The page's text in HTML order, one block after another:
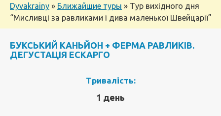
Dyvakrainy » Ближайшие туры » Тур вихідного дня
“Мисливці за равликами і дива маленької Швейцарії”
БУКСЬКИЙ КАНЬЙОН + ФЕРМА РАВЛИКІВ.
ДЕГУСТАЦІЯ ЕСКАРГО
Тривалість:
1 день